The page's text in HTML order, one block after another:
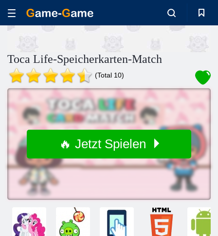
Toca Life-Speicherkarten-Match
(Total 10)
🔥 Jetzt Spielen